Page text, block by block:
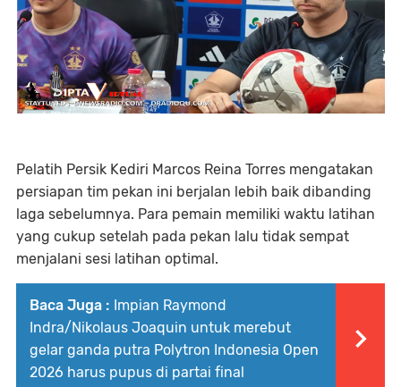
Pelatih Persik Kediri Marcos Reina Torres mengatakan
persiapan tim pekan ini berjalan lebih baik dibanding
laga sebelumnya. Para pemain memiliki waktu latihan
yang cukup setelah pada pekan lalu tidak sempat
menjalani sesi latihan optimal.
Baca Juga : Impian Raymond
Indra/Nikolaus Joaquin untuk merebut
gelar ganda putra Polytron Indonesia Open
2026 harus pupus di partai final